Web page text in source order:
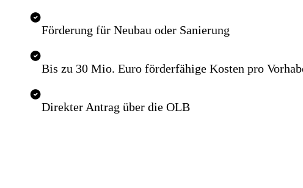
Förderung für Neubau oder Sanierung
Bis zu 30 Mio. Euro förderfähige Kosten pro
Direkter Antrag über die OLB